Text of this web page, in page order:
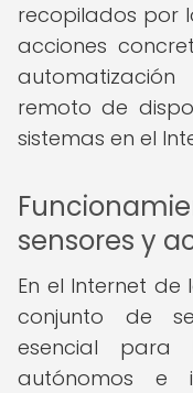
recopilados por
acciones
remoto de
sistemas en el
sensores y
En el Internet de
conjunto de
esencial para
autónomos e